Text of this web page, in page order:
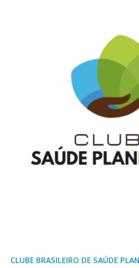
CLUBE BRASILEIRO DE SAÚDE